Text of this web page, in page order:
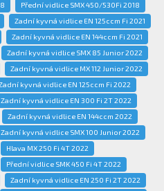
Přední vidlice SMX 450/530Fi 2018
Zadní kyvná vidlice EN 125ccm Fi 2021
Zadní kyvná vidlice EN 144ccm Fi 2021
Zadní kyvná vidlice SMX 85 Junior 2022
Zadní kyvná vidlice MX 112 Junior 2022
kyvná vidlice EN 125ccm Fi 2022
Zadní kyvná vidlice EN 300 Fi 2T 2022
Zadní kyvná vidlice EN 144ccm 2022
Zadní kyvná vidlice SMX 100 Junior 2022
Hlava MX 250 Fi 4T 2022
Přední vidlice SMK 450 Fi 4T 2022
Zadní kyvná vidlice EN 250 Fi 2T 2022